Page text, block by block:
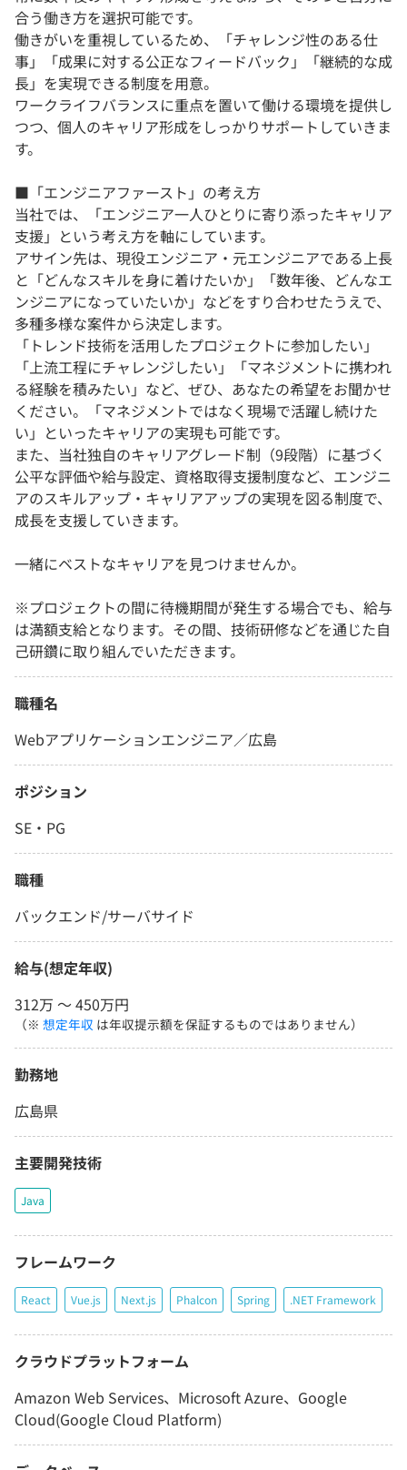
合う働き方を選択可能です。
働きがいを重視しているため、「チャレンジ性のある仕
事」「成果に対する公正なフィードバック」「継続的な成
長」を実現できる制度を用意。
ワークライフバランスに重点を置いて働ける環境を提供し
つつ、個人のキャリア形成をしっかりサポートしていきま
す。
■「エンジニアファースト」の考え方
当社では、「エンジニア一人ひとりに寄り添ったキャリア
支援」という考え方を軸にしています。
アサイン先は、現役エンジニア・元エンジニアである上長
と「どんなスキルを身に着けたいか」「数年後、どんなエ
ンジニアになっていたいか」などをすり合わせたうえで、
多種多様な案件から決定します。
「トレンド技術を活用したプロジェクトに参加したい」
「上流工程にチャレンジしたい」「マネジメントに携われ
る経験を積みたい」など、ぜひ、あなたの希望をお聞かせ
ください。「マネジメントではなく現場で活躍し続けた
い」といったキャリアの実現も可能です。
また、当社独自のキャリアグレード制（9段階）に基づく
公平な評価や給与設定、資格取得支援制度など、エンジニ
アのスキルアップ・キャリアアップの実現を図る制度で、
成長を支援していきます。
一緒にベストなキャリアを見つけませんか。
※プロジェクトの間に待機期間が発生する場合でも、給与
は満額支給となります。その間、技術研修などを通じた自
己研鑽に取り組んでいただきます。
職種名
Webアプリケーションエンジニア／広島
ポジション
SE・PG
職種
バックエンド/サーバサイド
給与(想定年収)
312万 〜 450万円
（※ 想定年収 は年収提示額を保証するものではありません）
勤務地
広島県
主要開発技術
Java
フレームワーク
React Vue.js Next.js Phalcon Spring .NET Framework
クラウドプラットフォーム
Amazon Web Services、Microsoft Azure、Google
Cloud(Google Cloud Platform)